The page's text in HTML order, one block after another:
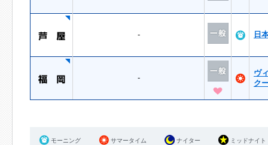
- 日
-
ヴ
ク
モーニング サマータイム ナイター ミッドナイト